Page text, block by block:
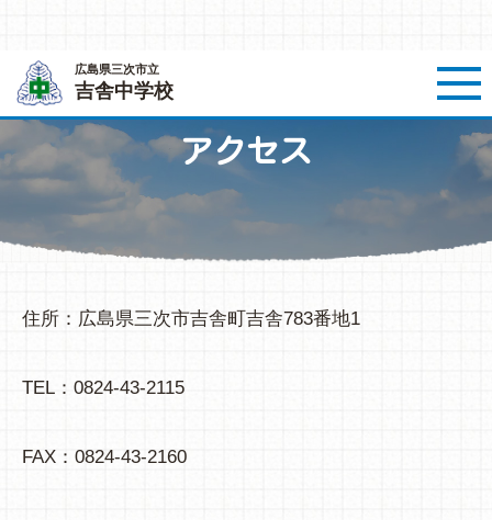
広島県三次市立
吉舎中学校
ホーム ＞中学校＞吉舎中学校 アクセス
アクセス
住所：広島県三次市吉舎町吉舎783番地1
TEL：0824-43-2115
FAX：0824-43-2160